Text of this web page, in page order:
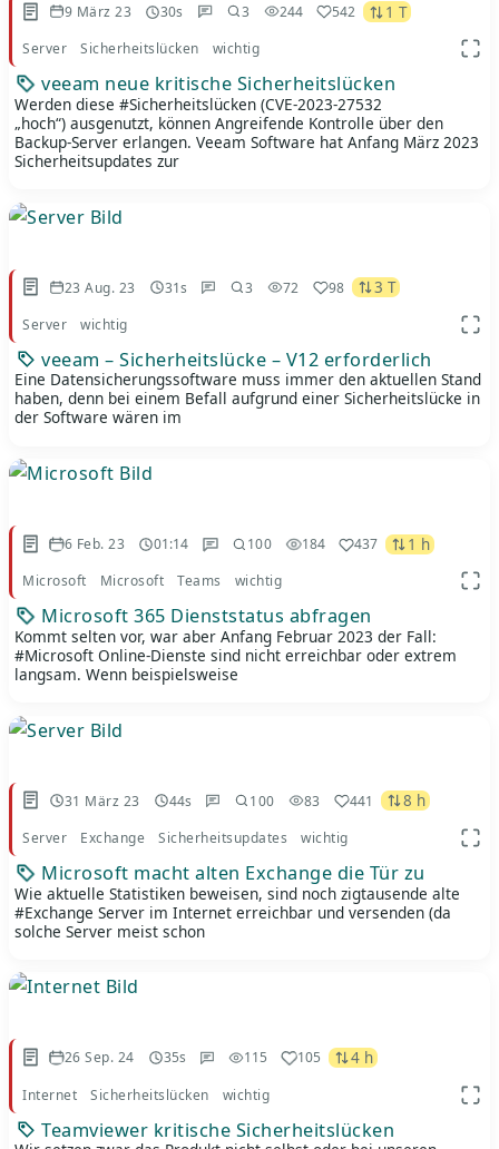
9 März 23 30s 3 244 542 1 T
Server Sicherheitslücken wichtig
veeam neue kritische Sicherheitslücken
Werden diese #Sicherheitslücken (CVE-2023-27532
„hoch“) ausgenutzt, können Angreifende Kontrolle über den
Backup-Server erlangen. Veeam Software hat Anfang März 2023
Sicherheitsupdates zur
23 Aug. 23 31s 3 72 98 3 T
Server wichtig
veeam – Sicherheitslücke – V12 erforderlich
Eine Datensicherungssoftware muss immer den aktuellen Stand
haben, denn bei einem Befall aufgrund einer Sicherheitslücke in
der Software wären im
6 Feb. 23 01:14 100 184 437 1 h
Microsoft Microsoft Teams wichtig
Microsoft 365 Dienststatus abfragen
Kommt selten vor, war aber Anfang Februar 2023 der Fall:
#Microsoft Online-Dienste sind nicht erreichbar oder extrem
langsam. Wenn beispielsweise
31 März 23 44s 100 83 441 8 h
Server Exchange Sicherheitsupdates wichtig
Microsoft macht alten Exchange die Tür zu
Wie aktuelle Statistiken beweisen, sind noch zigtausende alte
#Exchange Server im Internet erreichbar und versenden (da
solche Server meist schon
26 Sep. 24 35s 115 105 4 h
Internet Sicherheitslücken wichtig
Teamviewer kritische Sicherheitslücken